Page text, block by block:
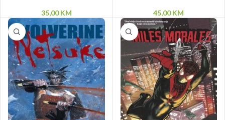
35,00KM 45,00KM